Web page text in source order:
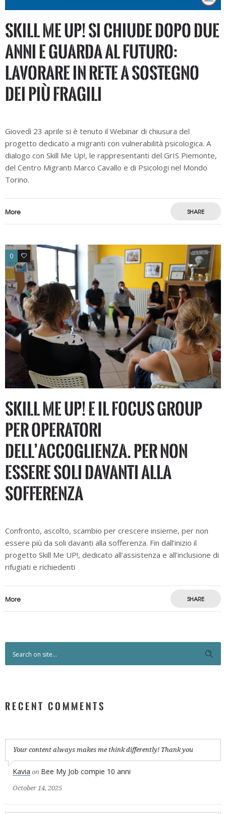
Skill Me UP! si chiude dopo due
anni e guarda al futuro:
lavorare in rete a sostegno
dei più fragili
Giovedì 23 aprile si è tenuto il Webinar di chiusura del
progetto dedicato a migranti con vulnerabilità psicologica. A
dialogo con Skill Me Up!, le rappresentanti del GrIS Piemonte,
del Centro Migranti Marco Cavallo e di Psicologi nel Mondo
Torino.
More SHARE
0 0
Skill Me UP! e il Focus group
per operatori
dell’accoglienza. Per non
essere soli davanti alla
sofferenza
Confronto, ascolto, scambio per crescere insieme, per non
essere più da soli davanti alla sofferenza. Fin dall’inizio il
progetto Skill Me UP!, dedicato all’assistenza e all’inclusione di
rifugiati e richiedenti
More SHARE
RECENT COMMENTS
Your content always makes me think differently! Thank you
Kavia on Bee My Job compie 10 anni
October 14, 2025